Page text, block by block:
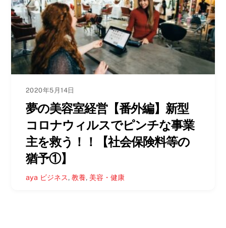
2020年5月14日
夢の美容室経営【番外編】新型
コロナウィルスでピンチな事業
主を救う！！【社会保険料等の
猶予①】
aya ビジネス, 教養, 美容・健康